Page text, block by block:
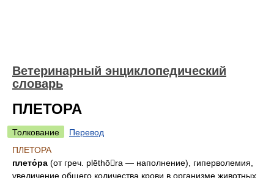
Ветеринарный энциклопедический
словарь
ПЛЕТОРА
Толкование
Перевод
ПЛЕТОРА
плето́ра (от греч. plēthōra — наполнение), гиперволемия,
увеличение общего количества крови в организме животных.